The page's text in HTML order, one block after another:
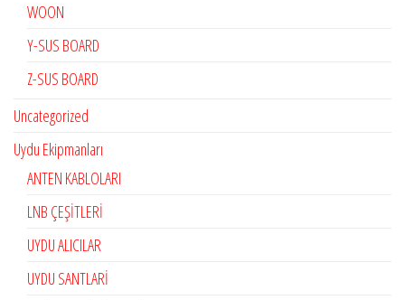
WOON
Y-SUS BOARD
Z-SUS BOARD
Uncategorized
Uydu Ekipmanları
ANTEN KABLOLARI
LNB ÇEŞİTLERİ
UYDU ALICILAR
UYDU SANTLARİ